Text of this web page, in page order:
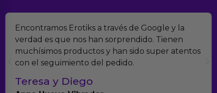
Encontramos Erotiks a través de Google y la
verdad es que nos han sorprendido. Tienen
muchísimos productos y han sido super atentos
con el seguimiento del pedido.
Teresa y Diego